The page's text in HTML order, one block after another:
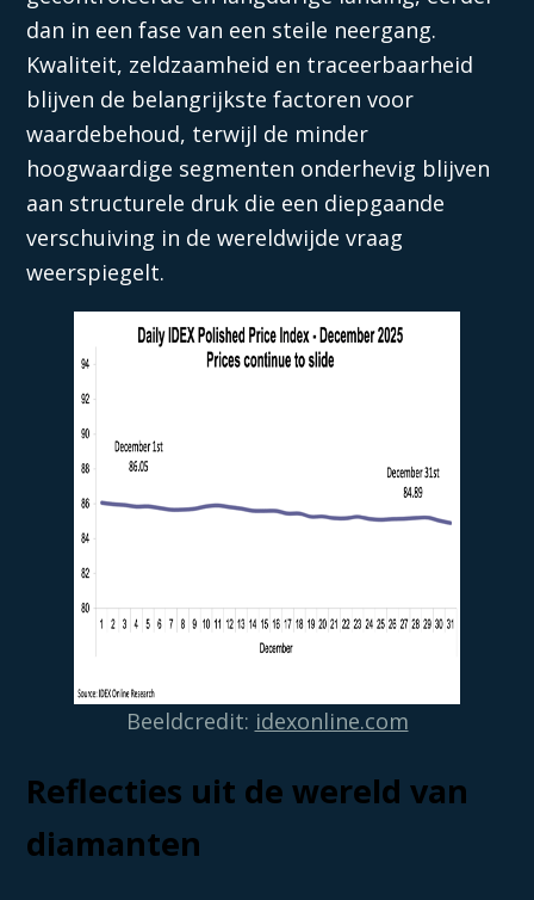
dan in een fase van een steile neergang.
Kwaliteit, zeldzaamheid en traceerbaarheid
blijven de belangrijkste factoren voor
waardebehoud, terwijl de minder
hoogwaardige segmenten onderhevig blijven
aan structurele druk die een diepgaande
verschuiving in de wereldwijde vraag
weerspiegelt.
Beeldcredit: idexonline.com
Reflecties uit de wereld van
diamanten